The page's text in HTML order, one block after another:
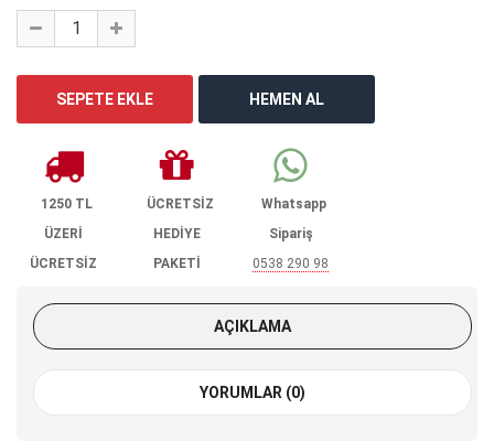
1250 TL
ÜZERİ
ÜCRETSİZ
ÜCRETSİZ
HEDİYE
PAKETİ
Whatsapp
Sipariş
0538 290 98
AÇIKLAMA
YORUMLAR (0)